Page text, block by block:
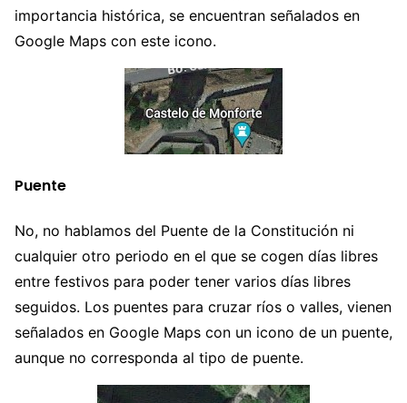
importancia histórica, se encuentran señalados en
Google Maps con este icono.
Puente
No, no hablamos del Puente de la Constitución ni
cualquier otro periodo en el que se cogen días libres
entre festivos para poder tener varios días libres
seguidos. Los puentes para cruzar ríos o valles, vienen
señalados en Google Maps con un icono de un puente,
aunque no corresponda al tipo de puente.